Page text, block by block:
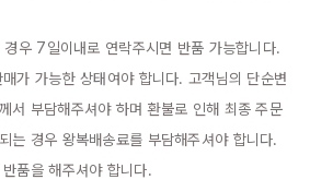
우 7일이내로 연락주시면 반품 가능합니다.
가 가능한 상태여야 합니다. 고객님의 단순변
서 부담해주셔야 하며 환불로 인해 최종 주문
는 경우 왕복배송료를 부담해주셔야 합니다.
품을 해주셔야 합니다.